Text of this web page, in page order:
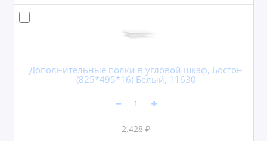
Дополнительные полки в угловой шкаф, Бостон
(825*495*16) Белый, 11630
2.428 ₽